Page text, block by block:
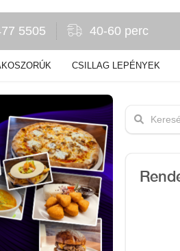
5505 40-60 perc
CSILLAG LEPÉNYEK